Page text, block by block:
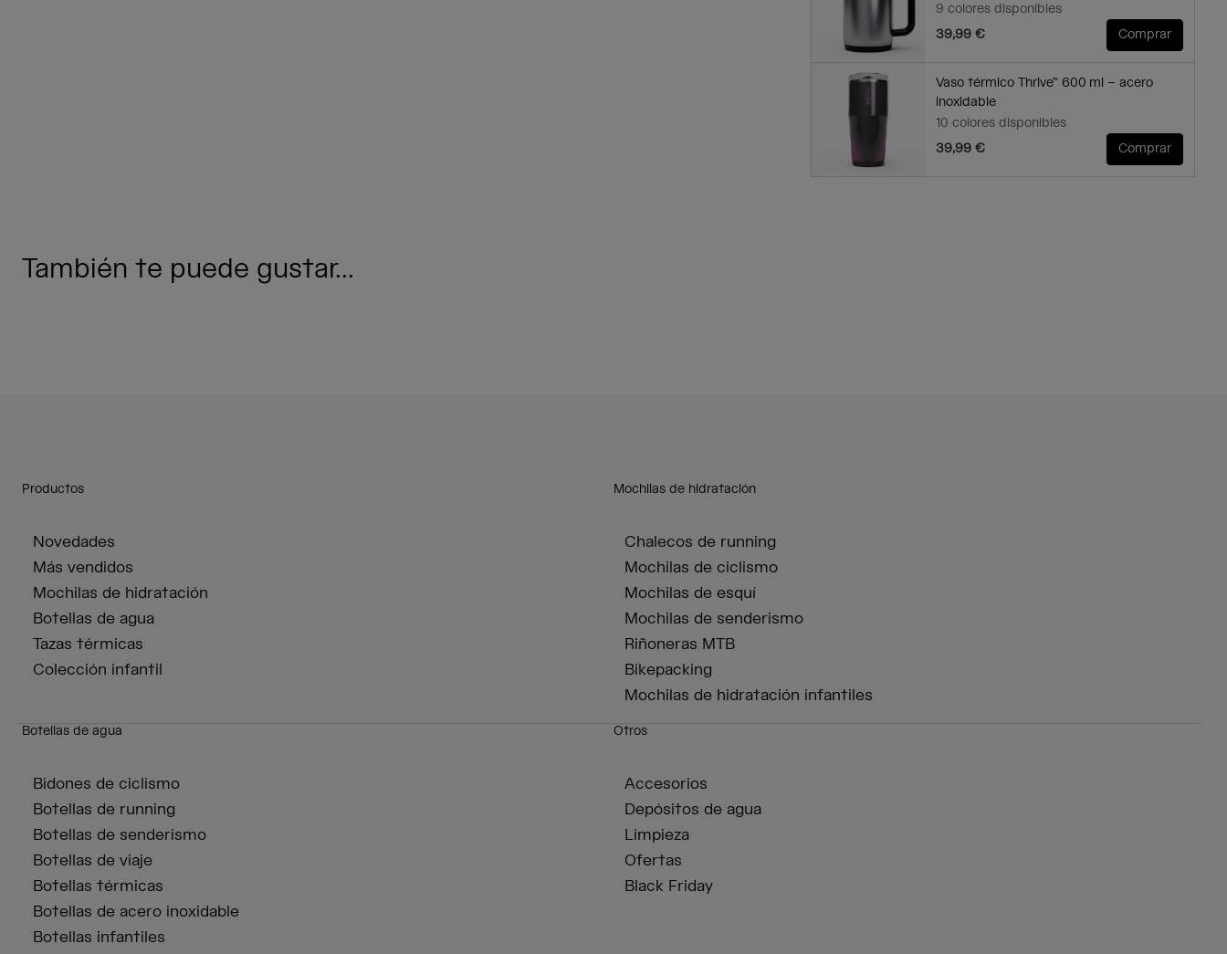
9 colores disponibles
39,99 €
Comprar
Vaso térmico Thrive™ 600 ml – acero
inoxidable
10 colores disponibles
39,99 €
Comprar
También te puede gustar...
Productos
Novedades
Más vendidos
Mochilas de hidratación
Botellas de agua
Tazas térmicas
Colección infantil
Mochilas de hidratación
Chalecos de running
Mochilas de ciclismo
Mochilas de esquí
Mochilas de senderismo
Riñoneras MTB
Bikepacking
Mochilas de hidratación infantiles
Botellas de agua
Bidones de ciclismo
Botellas de running
Botellas de senderismo
Botellas de viaje
Botellas térmicas
Botellas de acero inoxidable
Botellas infantiles
Otros
Accesorios
Depósitos de agua
Limpieza
Ofertas
Black Friday